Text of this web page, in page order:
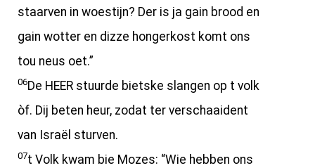
staarven in woestijn? Der is ja gain brood en
gain wotter en dizze hongerkost komt ons
tou neus oet.”
06De HEER stuurde bietske slangen op t volk
òf. Dij beten heur, zodat ter verschaaident
van Israël sturven.
07t Volk kwam bie Mozes: “Wie hebben ons